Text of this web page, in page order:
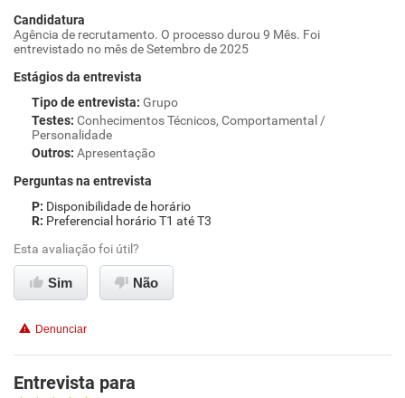
Candidatura
Agência de recrutamento. O processo durou 9 Mês. Foi
entrevistado no mês de Setembro de 2025
Estágios da entrevista
Tipo de entrevista: Grupo
Testes: Conhecimentos Técnicos, Comportamental /
Personalidade
Outros: Apresentação
Perguntas na entrevista
Disponibilidade de horário
Preferencial horário T1 até T3
Esta avaliação foi útil?
Sim Não
Denunciar
Entrevista para